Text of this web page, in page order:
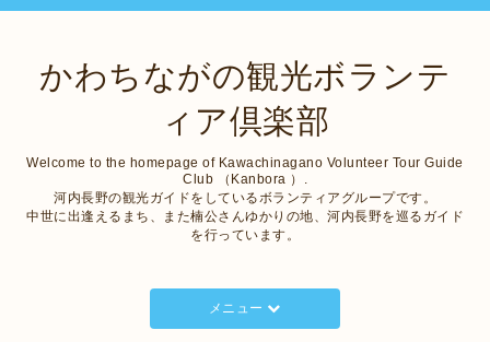
かわちながの観光ボランテ
ィア倶楽部
Welcome to the homepage of Kawachinagano Volunteer Tour Guide
Club （Kanbora ）.
河内長野の観光ガイドをしているボランティアグループです。
中世に出逢えるまち、また楠公さんゆかりの地、河内長野を巡るガイド
を行っています。
メニュー